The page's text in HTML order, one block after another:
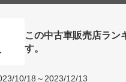
この中古車販売店ラン
す。
10/18～2023/12/13